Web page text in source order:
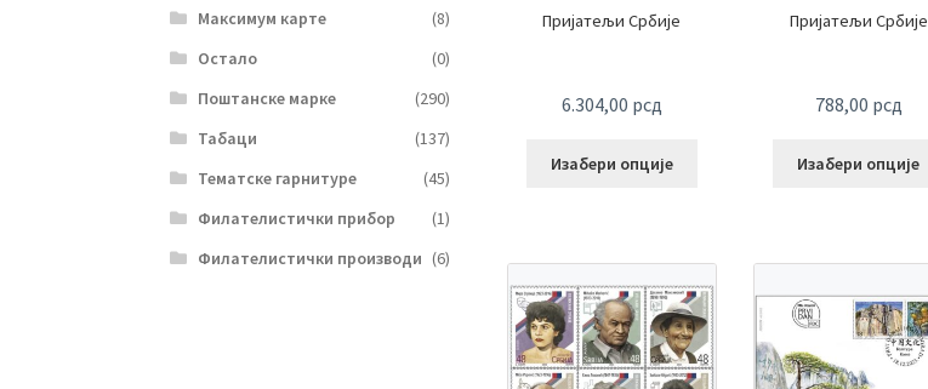
Пријатељи Србије
6.304,00 рсд
Изабери опције
Пријатељи Србије
788,00 рсд
Изабери опције
Максимум карте
(8)
Остало
(0)
Поштанске марке
(290)
Табаци
(137)
Тематске гарнитуре
(45)
Филателистички прибор
(1)
Филателистички производи (6)